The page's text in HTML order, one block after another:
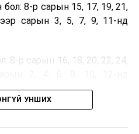
8-р сарын 15, 17, 19, 21,
сарын 3, 5, 7, 9, 11-нд
8-р сарын 16, 18, 20, 22, 24,
зохицуулалт 07:00-21:00
УНШИХ